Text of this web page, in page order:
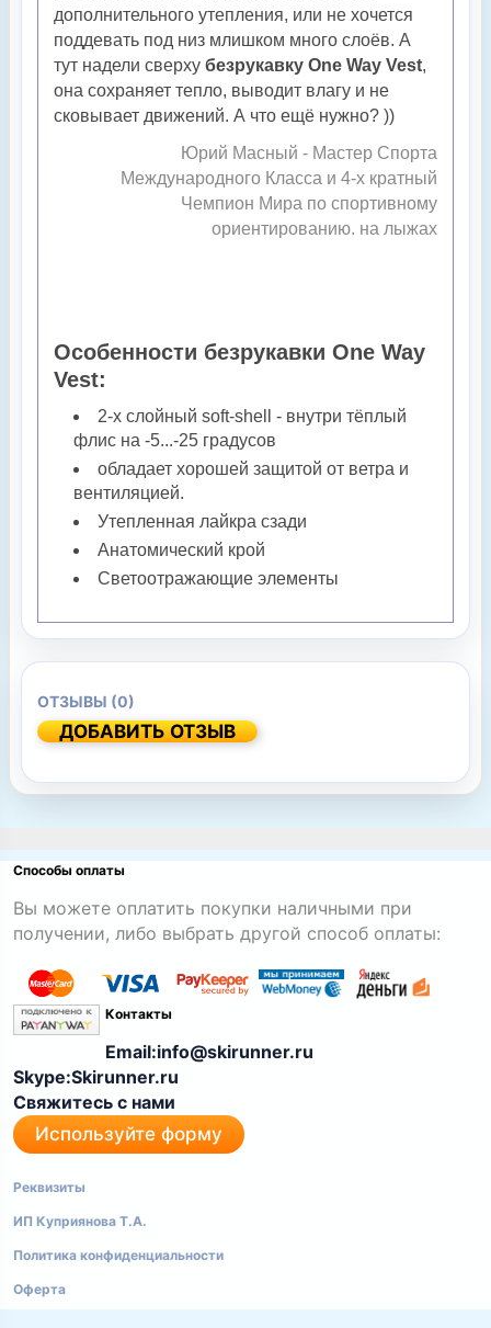
дополнительного утепления, или не хочется
поддевать под низ млишком много слоёв. А
тут надели сверху безрукавку One Way Vest,
она сохраняет тепло, выводит влагу и не
сковывает движений. А что ещё нужно? ))
Юрий Масный - Мастер Спорта
Международного Класса и 4-х кратный
Чемпион Мира по спортивному
ориентированию. на лыжах
Особенности безрукавки One Way
Vest:
2-х слойный soft-shell - внутри тёплый
флис на -5...-25 градусов
обладает хорошей защитой от ветра и
вентиляцией.
Утепленная лайкра сзади
Анатомический крой
Светоотражающие элементы
ОТЗЫВЫ (0)
ДОБАВИТЬ ОТЗЫВ
Способы оплаты
Вы можете оплатить покупки наличными при
получении, либо выбрать другой способ оплаты:
Контакты
Email:info@skirunner.ru
Skype:Skirunner.ru
Свяжитесь с нами
Используйте форму
Реквизиты
ИП Куприянова Т.А.
Политика конфиденциальности
Оферта